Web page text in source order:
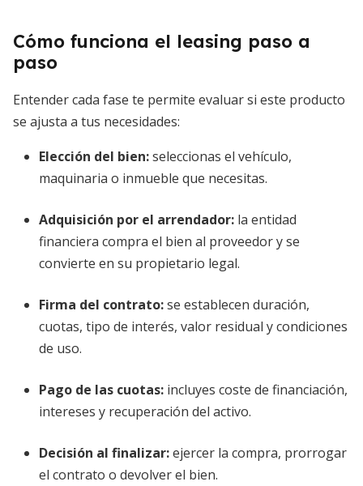
Cómo funciona el leasing paso a
paso
Entender cada fase te permite evaluar si este producto
se ajusta a tus necesidades:
Elección del bien:seleccionas el vehículo,
maquinaria o inmueble que necesitas.
Adquisición por el arrendador: la entidad
financiera compra el bien al proveedor y se
convierte en su propietario legal.
Firma del contrato:se establecen duración,
cuotas, tipo de interés, valor residual y condiciones
de uso.
Pago de las cuotas: incluyes coste de financiación,
intereses y recuperación del activo.
Decisión al finalizar:ejercer la compra, prorrogar
el contrato o devolver el bien.